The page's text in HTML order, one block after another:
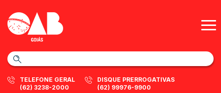
TELEFONE GERAL
(62) 3238-2000
DISQUE PRERROGATIVAS
(62) 99976-9900